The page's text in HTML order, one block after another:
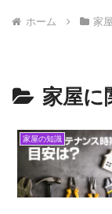
ホーム 家
家屋に
家屋の知識